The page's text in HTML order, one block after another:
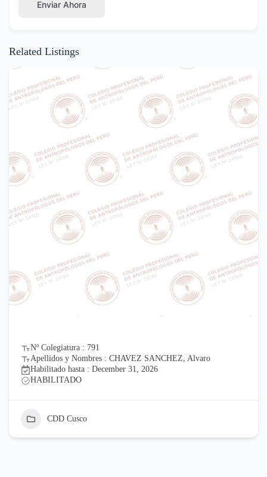
Enviar Ahora
Related Listings
Nº Colegiatura : 791
Apellidos y Nombres : CHAVEZ SANCHEZ, Alvaro
Habilitado hasta : December 31, 2026
HABILITADO
CDD Cusco